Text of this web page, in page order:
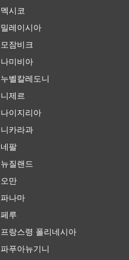
멕시코
밀레이시아
모잠비크
나미비아
누벨칼레도니
니제르
나이지리아
니카라과
네팔
뉴질랜드
오만
파나마
페루
프랑스령 폴리네시아
파푸아뉴기니